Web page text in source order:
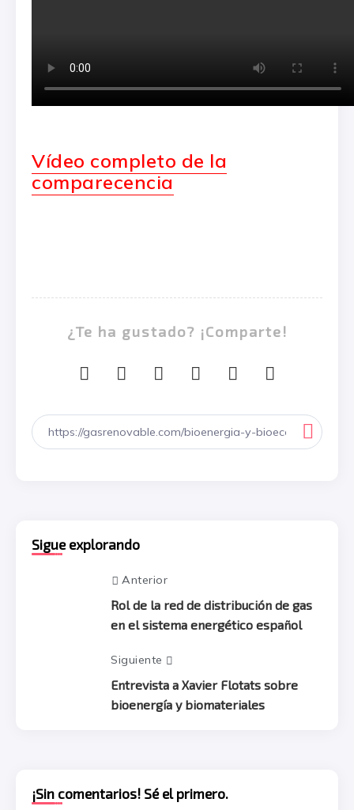
Vídeo completo de la
comparecencia
¿Te ha gustado? ¡Comparte!
Sigue explorando
Anterior
Rol de la red de distribución de gas
en el sistema energético español
Siguiente
Entrevista a Xavier Flotats sobre
bioenergía y biomateriales
¡Sin comentarios! Sé el primero.